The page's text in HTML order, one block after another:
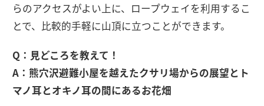
らのアクセスがよい上に、ロープウェイを利用するこ
とで、比較的手軽に山頂に立つことができます。
Q：見どころを教えて！
A：熊穴沢避難小屋を越えたクサリ場からの展望とト
マノ耳とオキノ耳の間にあるお花畑